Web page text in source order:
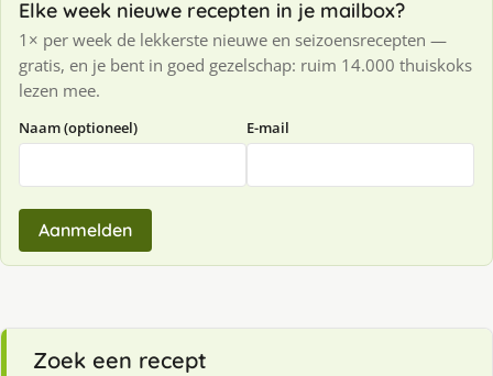
Elke week nieuwe recepten in je mailbox?
1× per week de lekkerste nieuwe en seizoensrecepten —
gratis, en je bent in goed gezelschap: ruim 14.000 thuiskoks
lezen mee.
Naam (optioneel) E-mail
Aanmelden
Zoek een recept